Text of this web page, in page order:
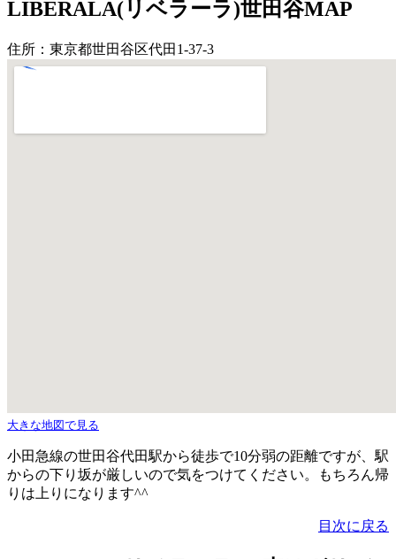
LIBERALA(リベラーラ)世田谷MAP
住所：東京都世田谷区代田1-37-3
大きな地図で見る
小田急線の世田谷代田駅から徒歩で10分弱の距離ですが、駅
からの下り坂が厳しいので気をつけてください。もちろん帰
りは上りになります^^
目次に戻る